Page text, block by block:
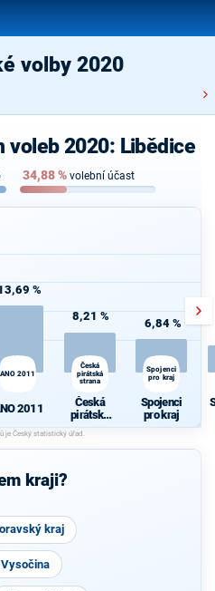
volby 2020
2020: Libědice
34,88% volební účast
%
ANO 2011
2011
8,21 %
Česká
pirátská
strana
Česká
pirátská
strana
6,84 %
Spojenci
pro kraj
Spojenci
pro kraj
kraji?
kraj